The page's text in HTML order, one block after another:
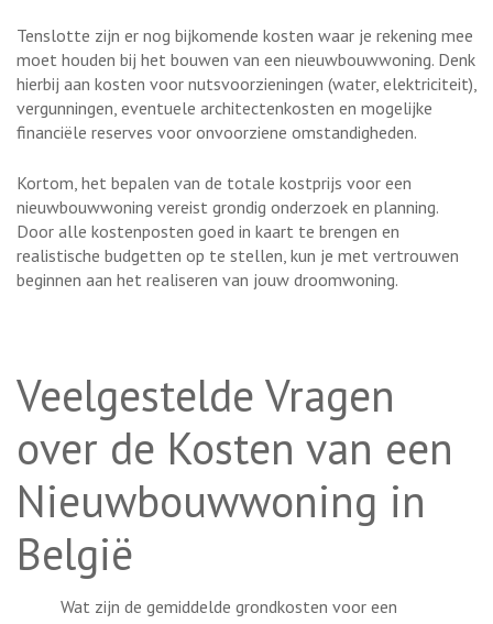
Tenslotte zijn er nog bijkomende kosten waar je rekening mee
moet houden bij het bouwen van een nieuwbouwwoning. Denk
hierbij aan kosten voor nutsvoorzieningen (water, elektriciteit),
vergunningen, eventuele architectenkosten en mogelijke
financiële reserves voor onvoorziene omstandigheden.
Kortom, het bepalen van de totale kostprijs voor een
nieuwbouwwoning vereist grondig onderzoek en planning.
Door alle kostenposten goed in kaart te brengen en
realistische budgetten op te stellen, kun je met vertrouwen
beginnen aan het realiseren van jouw droomwoning.
Veelgestelde Vragen
over de Kosten van een
Nieuwbouwwoning in
België
Wat zijn de gemiddelde grondkosten voor een